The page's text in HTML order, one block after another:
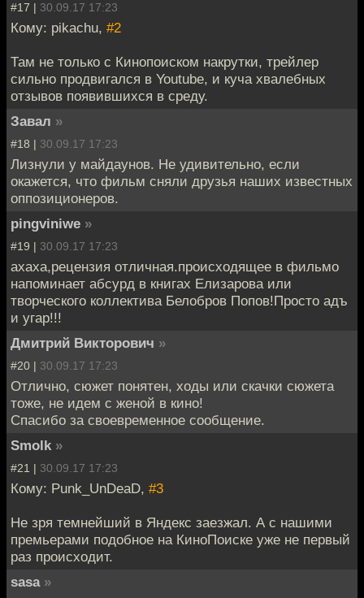
#17 | 30.09.17 17:23
Кому: pikachu, #2
Там не только с Кинопоиском накрутки, трейлер
сильно продвигался в Youtube, и куча хвалебных
отзывов появившихся в среду.
Завал »
#18 | 30.09.17 17:23
Лизнули у майдаунов. Не удивительно, если
окажется, что фильм сняли друзья наших известных
оппозиционеров.
pingviniwe »
#19 | 30.09.17 17:23
ахаха,рецензия отличная.происходящее в фильмо
напоминает абсурд в книгах Елизарова или
творческого коллектива Белобров Попов!Просто адъ
и угар!!!
Дмитрий Викторович »
#20 | 30.09.17 17:23
Отлично, сюжет понятен, ходы или скачки сюжета
тоже, не идем с женой в кино!
Спасибо за своевременное сообщение.
Smolk »
#21 | 30.09.17 17:23
Кому: Punk_UnDeaD, #3
Не зря темнейший в Яндекс заезжал. А с нашими
премьерами подобное на КиноПоиске уже не первый
раз происходит.
sasa »